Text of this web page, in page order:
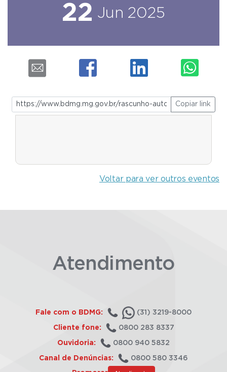
22 Jun 2025
Copiar link
Voltar para ver outros eventos
Atendimento
Fale com o BDMG: (31) 3219-8000
Cliente fone: 0800 283 8337
Ouvidoria: 0800 940 5832
Canal de Denúncias: 0800 580 3346